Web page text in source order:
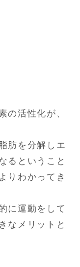
の活性化が、
肪を分解しエ
るということ
りわかってき
に運動をして
なメリットと